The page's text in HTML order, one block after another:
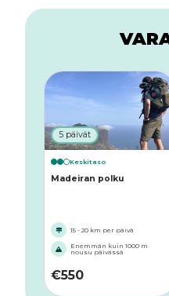
5 päivät
Keskitaso
Madeiran polku
15 - 20 km per päivä
Enemmän kuin 1000 m
nousu päivässä
€550